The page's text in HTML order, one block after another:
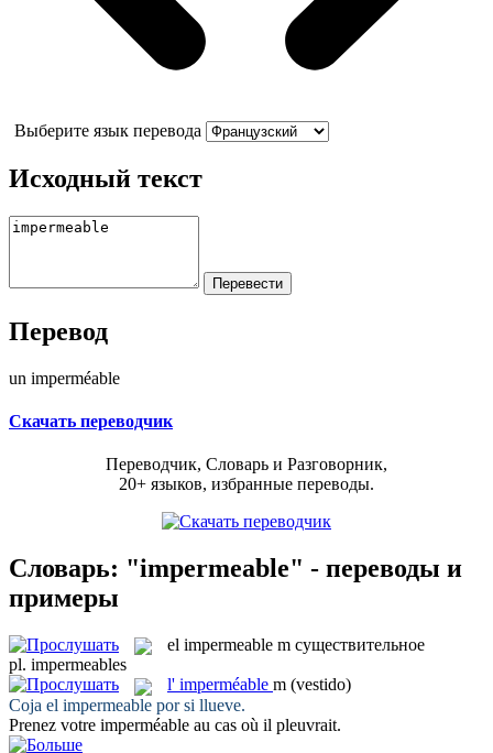
Выберите язык перевода
Исходный текст
Перевод
un imperméable
Скачать переводчик
Переводчик, Словарь и Разговорник,
20+ языков, избранные переводы.
Словарь: "impermeable" - переводы и
примеры
el impermeable m существительное
pl. impermeables
l' imperméable m (vestido)
Coja el impermeable por si llueve.
Prenez votre imperméable au cas où il pleuvrait.